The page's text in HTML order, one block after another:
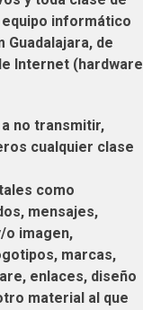
informático
Guadalajara, de
Internet (hardware
no transmitir,
cualquier clase
como
mensajes,
o imagen,
marcas,
enlaces, diseño
material al que